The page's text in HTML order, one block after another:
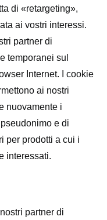
di «retargeting»,
ai vostri interessi.
partner di
temporanei sul
Internet. I cookie
ai nostri
nuovamente i
e di
per prodotti a cui i
interessati.
partner di